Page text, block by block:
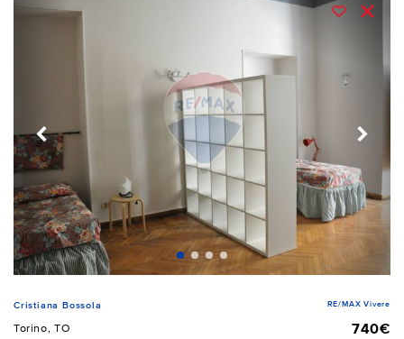
Cristiana Bossola RE/MAX Vivere
Torino, TO
740€